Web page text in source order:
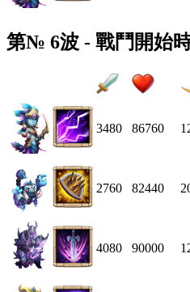
第№ 6波 - 戰鬥開始時
3480 86760
2760 82440
4080 90000